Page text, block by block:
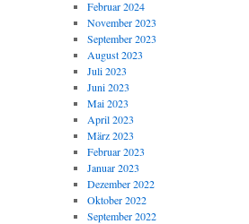
Februar 2024
November 2023
September 2023
August 2023
Juli 2023
Juni 2023
Mai 2023
April 2023
März 2023
Februar 2023
Januar 2023
Dezember 2022
Oktober 2022
September 2022